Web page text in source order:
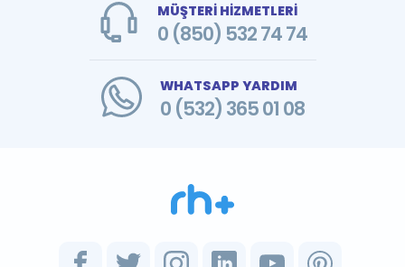
MÜŞTERİ HİZMETLERİ
0 (850) 532 74 74
WHATSAPP YARDIM
0 (532) 365 01 08